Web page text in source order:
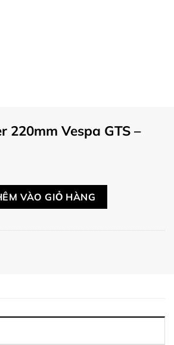
220mm Vespa GTS –
Vespa GTS - DF704W số lượng
VÀO GIỎ HÀNG